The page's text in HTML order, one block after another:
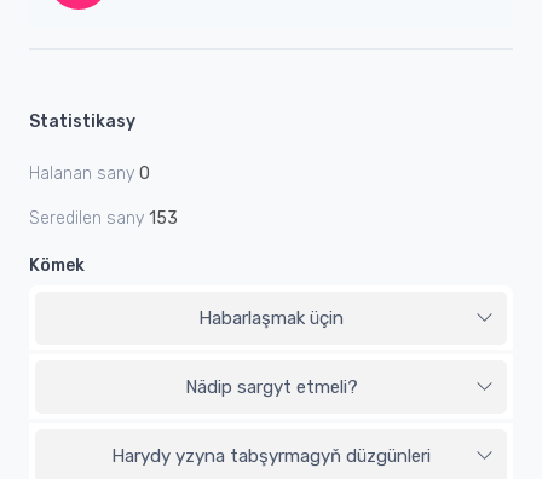
Statistikasy
Halanan sany 0
Seredilen sany 153
Kömek
Habarlaşmak üçin
Nädip sargyt etmeli?
Harydy yzyna tabşyrmagyň düzgünleri